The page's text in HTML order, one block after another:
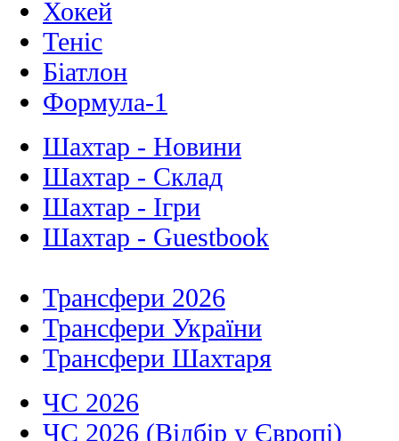
Хокей
Теніс
Біатлон
Формула-1
Шахтар - Новини
Шахтар - Склад
Шахтар - Ігри
Шахтар - Guestbook
Трансфери 2026
Трансфери України
Трансфери Шахтаря
ЧС 2026
ЧС 2026 (Відбір у Європі)